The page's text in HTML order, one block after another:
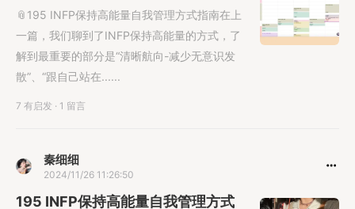
📎195 INFP保持高能量自我管理方式指南在上
一篇，我们聊到了INFP保持高能量的方式，了
解到最重要的部分是“清晰航向-减少无意识发
散”、“跟自己站在......
7 有启发 · 1 留言
秦细细
2024/11/26 11:26:50
195 INFP保持高能量自我管理方式